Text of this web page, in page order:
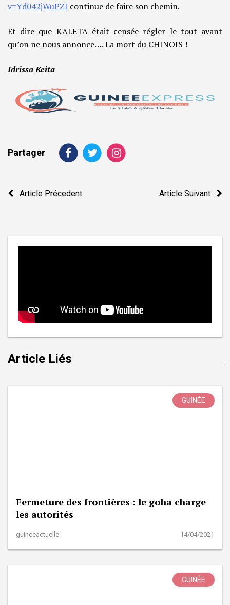
v=Yd042jWuPZI continue de faire son chemin.
Et dire que KALETA était censée régler le tout avant
qu’on ne nous annonce…. La mort du CHINOIS !
Idrissa Keita
Partager
Navigation
Article Précedent Article Suivant
Article Liés
GUINÉE
Fermeture des frontières : le goha charge
les autorités
guineeactuelle 14/04/2021
GUINÉE